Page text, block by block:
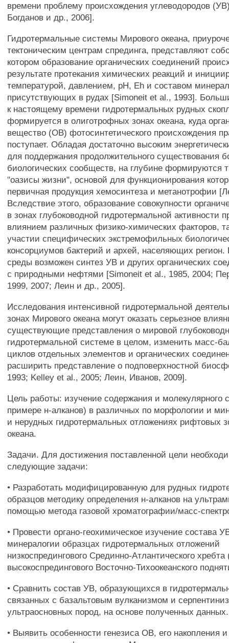
времени проблему происхождения углеводородов
Богданов и др., 2006].
Гидротермальные системы Мирового океана,
тектоническим центрам спрединга, представляют
котором образование органических соединений
результате протекания химических реакций и
температурой, давлением, рН, Eh и составом
присутствующих в рудах [Simoneit et al., 1993].
к настоящему времени гидротермальных рудных
формируется в олиготрофных зонах океана, куда
вещество (ОВ) фотосинтетического происхождения
поступает. Обладая достаточно высоким
для поддержания продолжительного существования
биологических сообществ, на глубине формируются
"оазисы жизни", основой для функционирования
первичная продукция хемосинтеза и метанотрофии
Вследствие этого, образование совокупности
в зонах глубоководной гидротермальной активности
влиянием различных физико-химических факторов,
участии специфических экстремофильных
консорциумов бактерий и архей, населяющих регион.
среды возможен синтез УВ и других органических
с природными нефтями [Simoneit et al., 1985, 2004;
1999, 2007; Леин и др., 2005].
Исследования интенсивной гидротермальной
зонах Мирового океана могут оказать серьезное
существующие представления о мировой
гидротермальной системе в целом, изменить масс-
циклов отдельных элементов и органических
расширить представление о подповерхностной
1993; Kelley et al., 2005; Леин, Иванов, 2009].
Цель работы: изучение содержания и молекулярного
примере н-алканов) в различных по морфологии и
и нерудных гидротермальных отложениях рифтовых
океана.
Задачи. Для достижения поставленной цели
следующие задачи:
• Разработать модифицированную для рудных
образцов методику определения н-алканов на
помощью метода газовой хроматографии/масс-
• Провести органо-геохимическое изучение состава
минералогии образцах гидротермальных отложений
низкоспредингового Срединно-Атлантического
высокоспредингового Восточно-Тихоокеанского
• Сравнить состав УВ, образующихся в
связанных с базальтовым вулканизмом и
ультраосновных пород, на основе полученных данных.
• Выявить особенности генезиса ОВ, его накопления